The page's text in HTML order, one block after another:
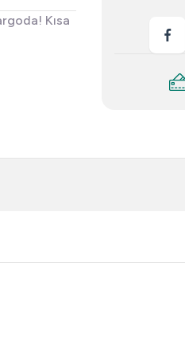
Kısa